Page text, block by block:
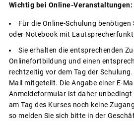
Wichtig bei Online-Veranstaltungen:
Für die Online-Schulung benötigen
oder Notebook mit
Sie erhalten die entsprechenden
Onlinefortbildung und einen
rechtzeitig vor dem Tag der
Mail mitgeteilt. Die Angabe einer E-
Anmeldeformular ist daher unbedingt
am Tag des Kurses noch keine
so melden Sie sich bitte in der